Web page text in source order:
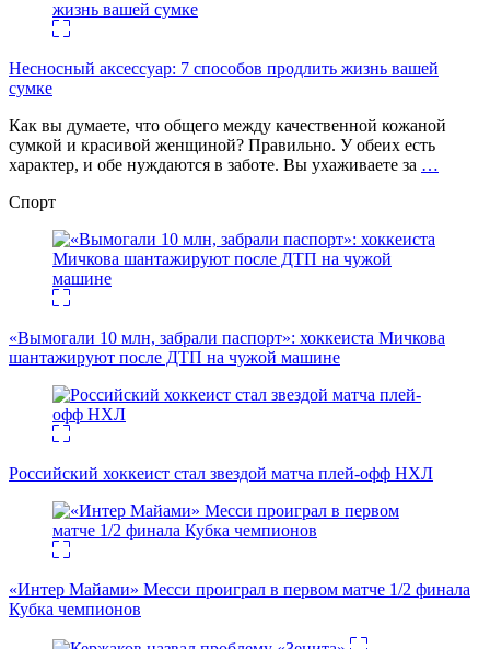
Несносный аксессуар: 7 способов продлить жизнь вашей
сумке
Как вы думаете, что общего между качественной кожаной
сумкой и красивой женщиной? Правильно. У обеих есть
характер, и обе нуждаются в заботе. Вы ухаживаете за …
Спорт
«Вымогали 10 млн, забрали паспорт»: хоккеиста Мичкова
шантажируют после ДТП на чужой машине
Российский хоккеист стал звездой матча плей-офф НХЛ
«Интер Майами» Месси проиграл в первом матче 1/2 финала
Кубка чемпионов